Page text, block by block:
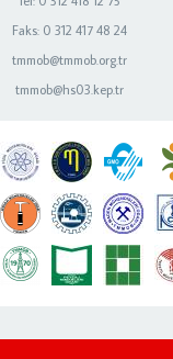
Faks: 0 312 417 48 24
tmmob@tmmob.org.tr
tmmob@hs03.kep.tr